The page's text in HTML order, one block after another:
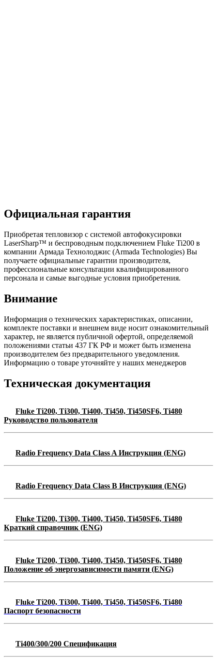
Официальная гарантия
Приобретая тепловизор с системой автофокусировки
LaserSharp™ и беспроводным подключением Fluke Ti200 в
компании Армада Технолоджис (Armada Technologies) Вы
получаете официальные гарантии производителя,
профессиональные консультации квалифицированного
персонала и самые выгодные условия приобретения.
Внимание
Информация о технических характеристиках, описании,
комплекте поставки и внешнем виде носит ознакомительный
характер, не является публичной офертой, определяемой
положениями статьи 437 ГК РФ и может быть изменена
производителем без предварительного уведомления.
Информацию о товаре уточняйте у наших менеджеров
Техническая документация
Fluke Ti200, Ti300, Ti400, Ti450, Ti450SF6, Ti480
Руководство пользователя
Radio Frequency Data Class A Инструкция (ENG)
Radio Frequency Data Class B Инструкция (ENG)
Fluke Ti200, Ti300, Ti400, Ti450, Ti450SF6, Ti480
Краткий справочник (ENG)
Fluke Ti200, Ti300, Ti400, Ti450, Ti450SF6, Ti480
Положение об энергозависимости памяти (ENG)
Fluke Ti200, Ti300, Ti400, Ti450, Ti450SF6, Ti480
Паспорт безопасности
Ti400/300/200 Спецификация